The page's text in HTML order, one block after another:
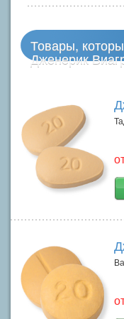
Товары,
Дженерик